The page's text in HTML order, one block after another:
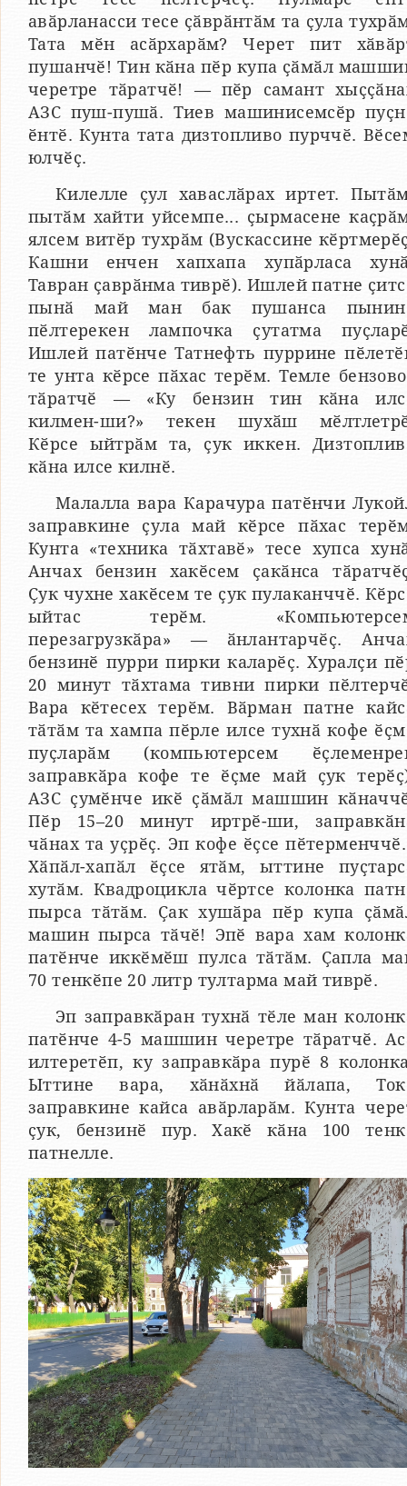
авӑрланасси тесе ҫӑврӑнтӑм та ҫула
Тата мӗн асӑрхарӑм? Черет пит
пушанчӗ! Тин кӑна пӗр купа ҫӑмӑл
черетре тӑратчӗ! — пӗр самант
АЗС пуш-пушӑ. Тиев машинисемсӗр
ӗнтӗ. Кунта тата дизтопливо пурччӗ.
юлчӗҫ.
Килелле ҫул хаваслӑрах иртет.
пытӑм хайти уйсемпе... ҫырмасене
ялсем витӗр тухрӑм (Вускассине
Кашни енчен хапхапа хупӑрласа
Тавран ҫаврӑнма тиврӗ). Ишлей патне
пынӑ май ман бак пушанса
пӗлтерекен лампочка ҫутатма
Ишлей патӗнче Татнефть пуррине
те унта кӗрсе пӑхас терӗм. Темле
тӑратчӗ — «Ку бензин тин кӑна
килмен-ши?» текен шухӑш
Кӗрсе ыйтрӑм та, ҫук иккен.
кӑна илсе килнӗ.
Малалла вара Карачура патӗнчи
заправкине ҫула май кӗрсе пӑхас
Кунта «техника тӑхтавӗ» тесе хупса
Анчах бензин хакӗсем ҫакӑнса
Ҫук чухне хакӗсем те ҫук пулаканччӗ.
ыйтас терӗм.
перезагрузкӑра» — ӑнлантарчӗҫ.
бензинӗ пурри пирки каларӗҫ. Хуралҫи
20 минут тӑхтама тивни пирки
Вара кӗтесех терӗм. Вӑрман патне
тӑтӑм та хампа пӗрле илсе тухнӑ кофе
пуҫларӑм (компьютерсем
заправкӑра кофе те ӗҫме май ҫук
АЗС ҫумӗнче икӗ ҫӑмӑл машшин
Пӗр 15–20 минут иртрӗ-ши,
чӑнах та уҫрӗҫ. Эп кофе ӗҫсе
Хӑпӑл-хапӑл ӗҫсе ятӑм, ыттине
хутӑм. Квадроцикла чӗртсе колонка
пырса тӑтӑм. Ҫак хушӑра пӗр купа
машин пырса тӑчӗ! Эпӗ вара хам
патӗнче иккӗмӗш пулса тӑтӑм. Ҫапла
70 тенкӗпе 20 литр тултарма май тиврӗ.
Эп заправкӑран тухнӑ тӗле ман
патӗнче 4-5 машшин черетре тӑратчӗ.
илтеретӗп, ку заправкӑра пурӗ 8
Ыттине вара, хӑнӑхнӑ йӑлапа,
заправкине кайса авӑрларӑм. Кунта
ҫук, бензинӗ пур. Хакӗ кӑна 100
патнелле.